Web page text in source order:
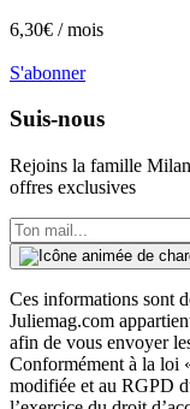
6,30€ /mois
S'abonner
Suis-nous
Rejoins la famille
offres exclusives
Ces informations sont
Juliemag.com
afin de vous envoyer
Conformément à la loi
modifiée et au RGPD